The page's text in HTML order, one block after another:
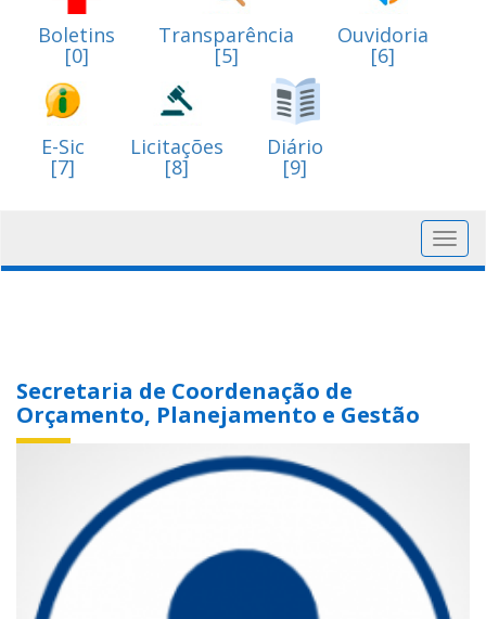
Boletins
[0]
Transparência
[5]
Ouvidoria
[6]
E-Sic
[7]
Licitações
[8]
Diário
[9]
Secretaria de Coordenação de
Orçamento, Planejamento e Gestão